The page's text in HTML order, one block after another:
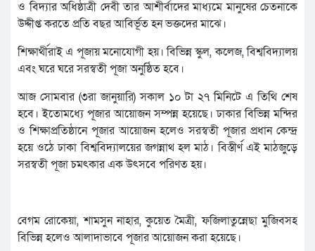
ও বিদ্যার অধিষ্ঠাত্রী দেবী তার আশীর্বাদের মাধ্যমে মানুষের চেতনাকে
উদ্দীপ্ত করতে প্রতি বছর আবির্ভূত হন ভক্তদের মাঝে।
শিক্ষার্থীরাই এ পূজায় মনোযোগী হয়। বিভিন্ন স্কুল, কলেজ, বিশ্ববিদ্যালয়
এবং ঘরে ঘরে সরস্বতী পূজা অনুষ্ঠিত হবে।
আজ সোমবার (৩রা জানুয়ারি) সকাল ১০ টা ২৭ মিনিটে এ তিথি শেষ
হবে। ইতোমধ্যে পূজার আয়োজন সম্পন্ন হয়েছে। ঢাকার বিভিন্ন মন্দির
ও শিক্ষাপ্রতিষ্ঠানে পূজার আয়োজন হলেও সরস্বতী পূজার প্রধান কেন্দ্র
হয়ে ওঠে ঢাকা বিশ্ববিদ্যালয়ের জগন্নাথ হল মাঠ। বিস্তীর্ণ এই মাঠজুড়ে
সরস্বতী পূজা চমৎকার এক উৎসবে পরিণত হয়।
বেগম রোকেয়া, শামসুন নাহার, কুয়েত মৈত্রী, ফজিলাতুন্নেছা মুজিবসহ
বিভিন্ন হলেও আলাদাভাবে পূজার আয়োজন করা হয়েছে।